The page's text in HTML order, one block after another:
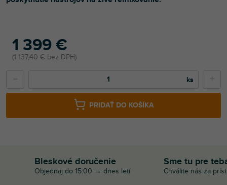
1 399 €
1 137,40 € bez DPH
PRIDAŤ DO KOŠÍKA
Bleskové doručenie
Objednaj do 15:00 → dnes letí
Sme tu pre
Chválite nás za